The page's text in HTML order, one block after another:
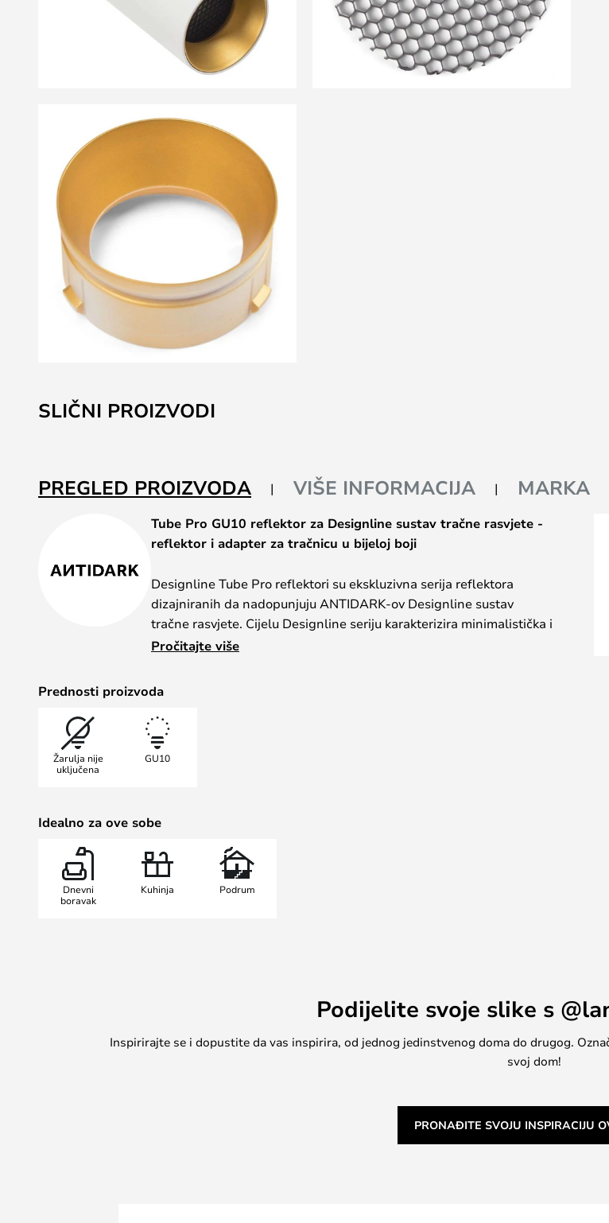
to
the
the
images
SLIČNI PROIZVODI
PREGLED PROIZVODA VIŠE INFORMACIJA MARKA
Tube Pro GU10 reflektor za Designline sustav tračne rasvjete -
reflektor i adapter za tračnicu u bijeloj boji
Designline Tube Pro reflektori su ekskluzivna serija reflektora
dizajniranih da nadopunjuju ANTIDARK-ov Designline sustav
tračne rasvjete. Cijelu Designline seriju karakterizira minimalistička i
sofisticirana estetika, u kombinaciji s iznimnom fleksibilnošću.
Designline Tube Pro reflektori su elegantni reflektori koji pružaju
Designline tračnice i mogu se precizno rotirati i naginjati po potrebi,
što vam omogućuje prilagođavanje svjetla specifičnim zahtjevima
prostorije.
osigurava fokusiranije osvjetljenje, što reflektor čini idealnim za
- Uključuje saćasti filter za smanjenje odsjaja i zlatni prednji prsten
Pročitajte više
Prednosti proizvoda
Žarulja nije
uključena
GU10
Idealno za ove sobe
Dnevni
boravak
Kuhinja Podrum
Podijelite svoje slike s
Inspirirajte se i dopustite da vas inspirira, od jednog jedinstvenog doma do drugog.
svoj dom!
PRONAĐITE SVOJU INSPIRACIJU